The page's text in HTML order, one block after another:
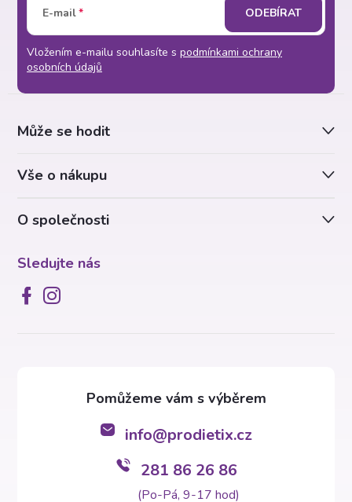
E-mail
Vložením e-mailu souhlasíte s podmínkami ochrany
osobních údajů
ODEBÍRAT
O společnosti
Sledujte nás
Může se hodit
Vše o nákupu
info@prodietix.cz
281 86 26 86
(Po-Pá, 9-17 hod)